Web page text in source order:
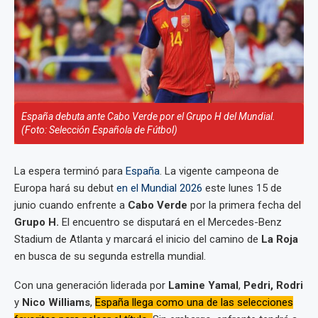
España debuta ante Cabo Verde por el Grupo H del Mundial.
(Foto: Selección Española de Fútbol)
La espera terminó para España. La vigente campeona de
Europa hará su debut en el Mundial 2026 este lunes 15 de
junio cuando enfrente a Cabo Verde por la primera fecha del
Grupo H. El encuentro se disputará en el Mercedes-Benz
Stadium de Atlanta y marcará el inicio del camino de La Roja
en busca de su segunda estrella mundial.
Con una generación liderada por Lamine Yamal, Pedri, Rodri
y Nico Williams, España llega como una de las selecciones